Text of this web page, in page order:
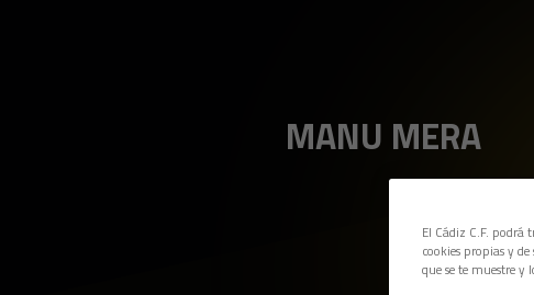
MANU MERA
El Cádiz C.F. podrá
cookies propias y
que se te muestre y